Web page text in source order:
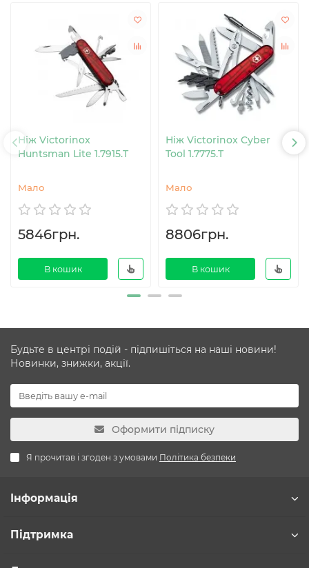
Ніж Victorinox
Huntsman Lite 1.7915.T
Мало
5846грн.
В кошик
Ніж Victorinox Cyber
Tool 1.7775.T
Мало
8806грн.
В кошик
Будьте в центрі подій - підпишіться на наші новини!
Новинки, знижки, акції.
Оформити підписку
Я прочитав і згоден з умовами Політика безпеки
Інформація
Підтримка